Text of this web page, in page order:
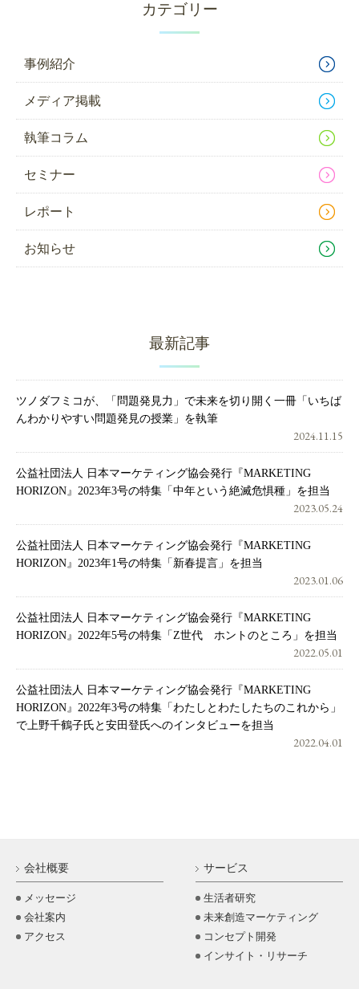
カテゴリー
事例紹介
メディア掲載
執筆コラム
セミナー
レポート
お知らせ
最新記事
ツノダフミコが、「問題発見力」で未来を切り開く一冊「いちば
んわかりやすい問題発見の授業」を執筆
2024.11.15
公益社団法人 日本マーケティング協会発行『MARKETING
HORIZON』2023年3号の特集「中年という絶滅危惧種」を担当
2023.05.24
公益社団法人 日本マーケティング協会発行『MARKETING
HORIZON』2023年1号の特集「新春提言」を担当
2023.01.06
公益社団法人 日本マーケティング協会発行『MARKETING
HORIZON』2022年5号の特集「Z世代 ホントのところ」を担当
2022.05.01
公益社団法人 日本マーケティング協会発行『MARKETING
HORIZON』2022年3号の特集「わたしとわたしたちのこれから」
で上野千鶴子氏と安田登氏へのインタビューを担当
2022.04.01
会社概要
メッセージ
会社案内
アクセス
サービス
生活者研究
未来創造マーケティング
コンセプト開発
インサイト・リサーチ